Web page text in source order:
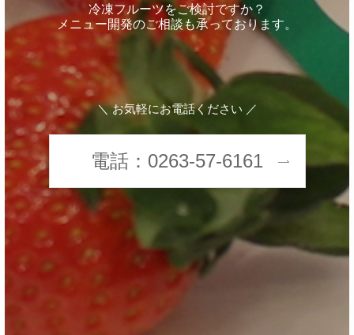
冷凍フルーツをご検討ですか？
メニュー開発のご相談も承っております。
＼ お気軽にお電話ください ／
電話：0263-57-6161